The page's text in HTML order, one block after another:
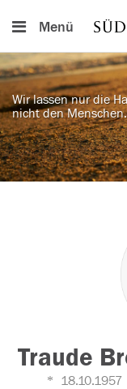
Menü
Wir lassen nur die
nicht den Menschen.
Traude
18.10.1957